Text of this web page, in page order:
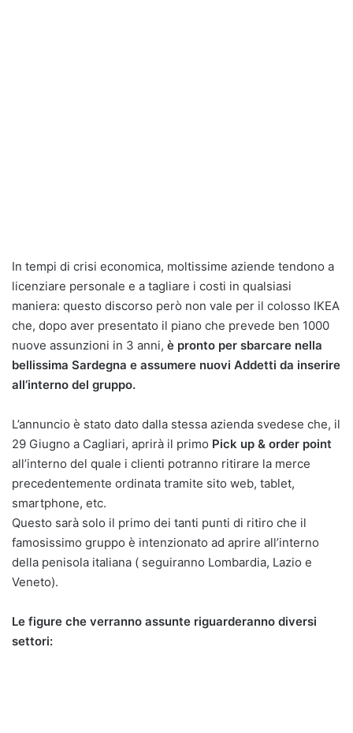
In tempi di crisi economica, moltissime aziende tendono a
licenziare personale e a tagliare i costi in qualsiasi
maniera: questo discorso però non vale per il colosso IKEA
che, dopo aver presentato il piano che prevede ben 1000
nuove assunzioni in 3 anni, è pronto per sbarcare nella
bellissima Sardegna e assumere nuovi Addetti da inserire
all’interno del gruppo.
L’annuncio è stato dato dalla stessa azienda svedese che, il
29 Giugno a Cagliari, aprirà il primo Pick up & order point
all’interno del quale i clienti potranno ritirare la merce
precedentemente ordinata tramite sito web, tablet,
smartphone, etc.
Questo sarà solo il primo dei tanti punti di ritiro che il
famosissimo gruppo è intenzionato ad aprire all’interno
della penisola italiana ( seguiranno Lombardia, Lazio e
Veneto).
Le figure che verranno assunte riguarderanno diversi
settori: